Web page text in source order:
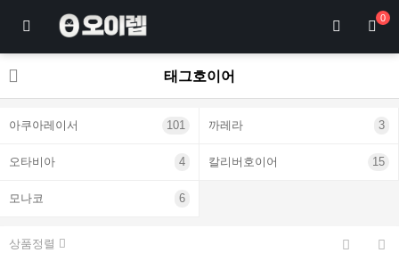
0
태그호이어
아쿠아레이서 101 까레라 3
오타비아 4 칼리버호이어 15
모나코 6
상품정렬